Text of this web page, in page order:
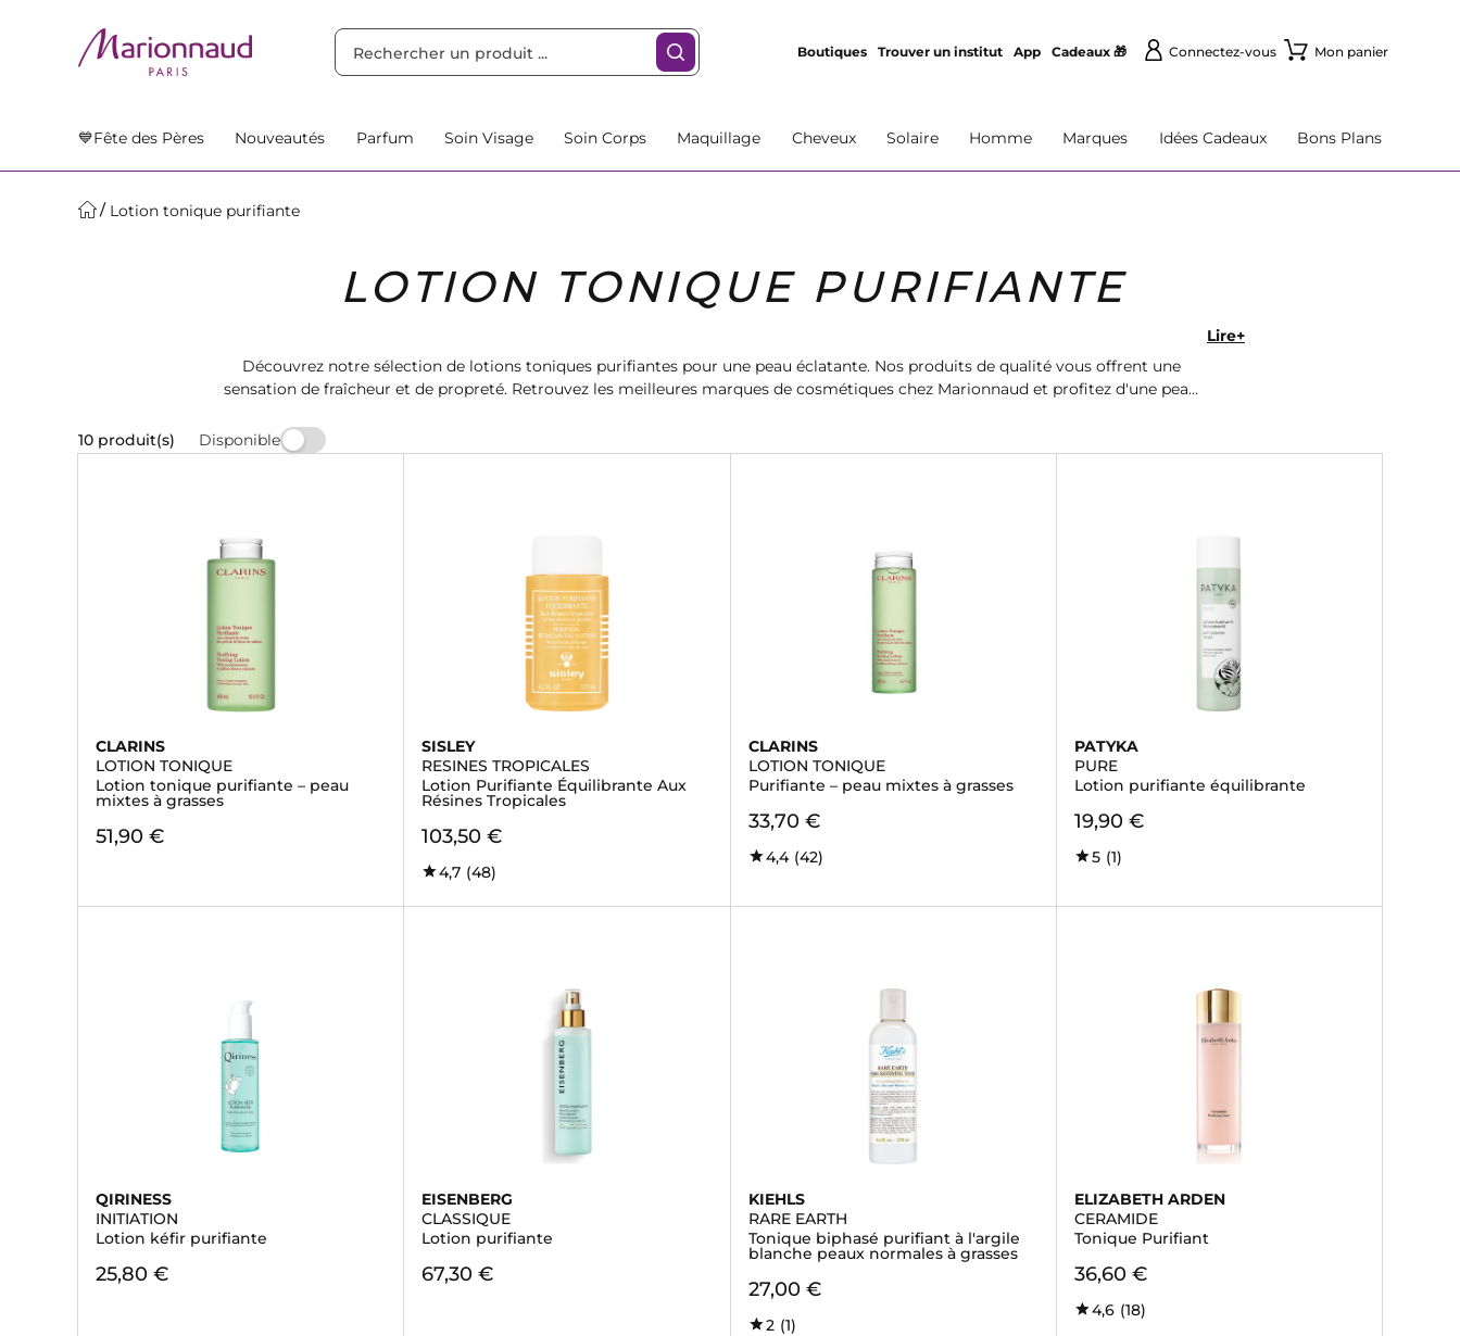
Boutiques Trouver un institut App Cadeaux 🎁 Connectez-vous Mon panier
💙Fête des Pères Nouveautés Parfum Soin Visage Soin Corps Maquillage Cheveux Solaire Homme Marques Idées Cadeaux Bons Plans
Lotion tonique purifiante
LOTION TONIQUE PURIFIANTE
Découvrez notre sélection de lotions toniques purifiantes pour une peau éclatante. Nos produits de qualité vous offrent une
sensation de fraîcheur et de propreté. Retrouvez les meilleures marques de cosmétiques chez Marionnaud et profitez d'une peau
Lire+
10 produit(s) Disponible
CLARINS
LOTION TONIQUE
Lotion tonique purifiante – peau
mixtes à grasses
51,90 €
SISLEY
RESINES TROPICALES
Lotion Purifiante Équilibrante Aux
Résines Tropicales
103,50 €
4,7 (48)
CLARINS
LOTION TONIQUE
Purifiante – peau mixtes à grasses
33,70 €
4,4 (42)
PATYKA
PURE
Lotion purifiante équilibrante
19,90 €
5 (1)
QIRINESS
INITIATION
Lotion kéfir purifiante
25,80 €
EISENBERG
CLASSIQUE
Lotion purifiante
67,30 €
KIEHLS
RARE EARTH
Tonique biphasé purifiant à l'argile
blanche peaux normales à grasses
27,00 €
2 (1)
ELIZABETH ARDEN
CERAMIDE
Tonique Purifiant
36,60 €
4,6 (18)